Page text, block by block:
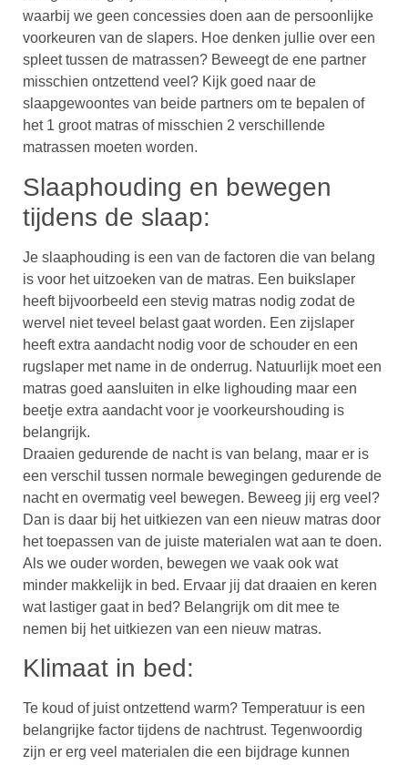
waarbij we geen concessies doen aan de persoonlijke
voorkeuren van de slapers. Hoe denken jullie over een
spleet tussen de matrassen? Beweegt de ene partner
misschien ontzettend veel? Kijk goed naar de
slaapgewoontes van beide partners om te bepalen of
het 1 groot matras of misschien 2 verschillende
matrassen moeten worden.
Slaaphouding en bewegen
tijdens de slaap:
Je slaaphouding is een van de factoren die van belang
is voor het uitzoeken van de matras. Een buikslaper
heeft bijvoorbeeld een stevig matras nodig zodat de
wervel niet teveel belast gaat worden. Een zijslaper
heeft extra aandacht nodig voor de schouder en een
rugslaper met name in de onderrug. Natuurlijk moet een
matras goed aansluiten in elke lighouding maar een
beetje extra aandacht voor je voorkeurshouding is
belangrijk.
Draaien gedurende de nacht is van belang, maar er is
een verschil tussen normale bewegingen gedurende de
nacht en overmatig veel bewegen. Beweeg jij erg veel?
Dan is daar bij het uitkiezen van een nieuw matras door
het toepassen van de juiste materialen wat aan te doen.
Als we ouder worden, bewegen we vaak ook wat
minder makkelijk in bed. Ervaar jij dat draaien en keren
wat lastiger gaat in bed? Belangrijk om dit mee te
nemen bij het uitkiezen van een nieuw matras.
Klimaat in bed:
Te koud of juist ontzettend warm? Temperatuur is een
belangrijke factor tijdens de nachtrust. Tegenwoordig
zijn er erg veel materialen die een bijdrage kunnen